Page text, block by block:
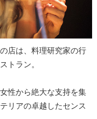
店は、料理研究家の行
トラン。
性から絶大な支持を集
リアの卓越したセンス